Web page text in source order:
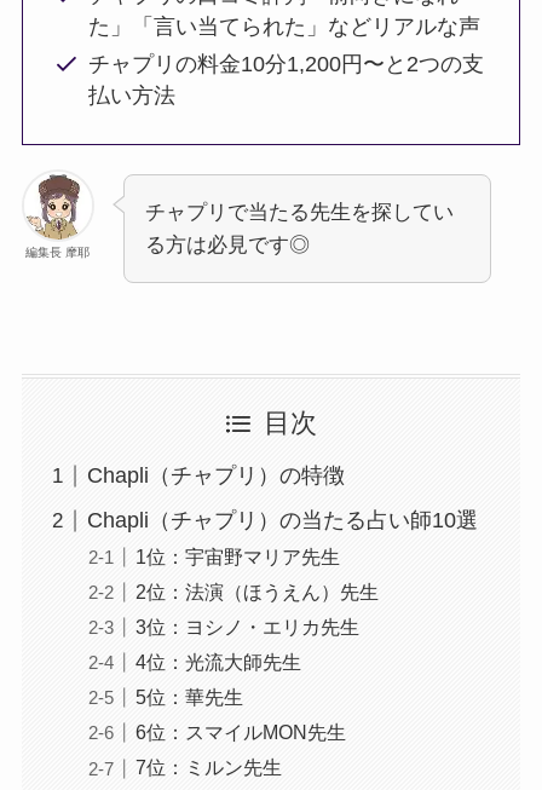
た」「言い当てられた」などリアルな声
チャプリの料金10分1,200円〜と2つの支
払い方法
編集長 摩耶
チャプリで当たる先生を探してい
る方は必見です◎
目次
Chapli（チャプリ）の特徴
Chapli（チャプリ）の当たる占い師10選
1位：宇宙野マリア先生
2位：法演（ほうえん）先生
3位：ヨシノ・エリカ先生
4位：光流大師先生
5位：華先生
6位：スマイルMON先生
7位：ミルン先生